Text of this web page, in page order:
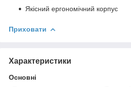
Якісний ергономічний корпус
Приховати
Характеристики
Основні